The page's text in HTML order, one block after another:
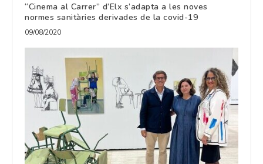
“Cinema al Carrer” d’Elx s’adapta a les noves
normes sanitàries derivades de la covid-19
09/08/2020